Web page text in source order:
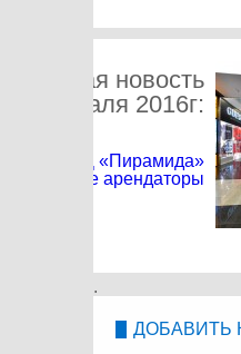
новость
февраля 2016г:
ТЦ «Пирамида»
все арендаторы
.
ДОБАВИТЬ